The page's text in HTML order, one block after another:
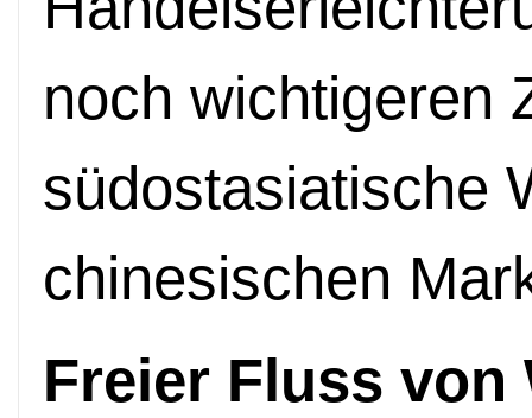
noch wichtigeren
südostasiatische
chinesischen
Freier Fluss